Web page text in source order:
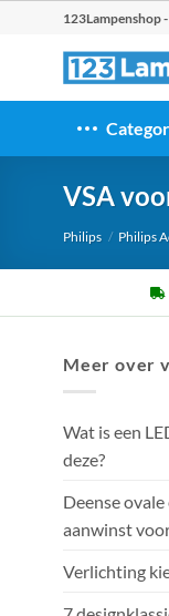
123Lampenshop
VSA
Philips / Philips
Meer over
Wat is een
deze?
Deense
aanwinst
Verlichting